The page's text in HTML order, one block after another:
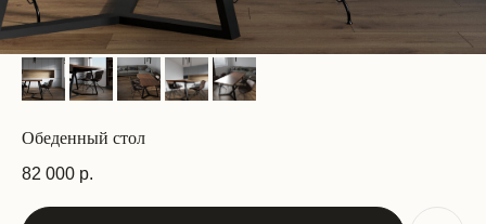
Обеденный стол
82 000 р.